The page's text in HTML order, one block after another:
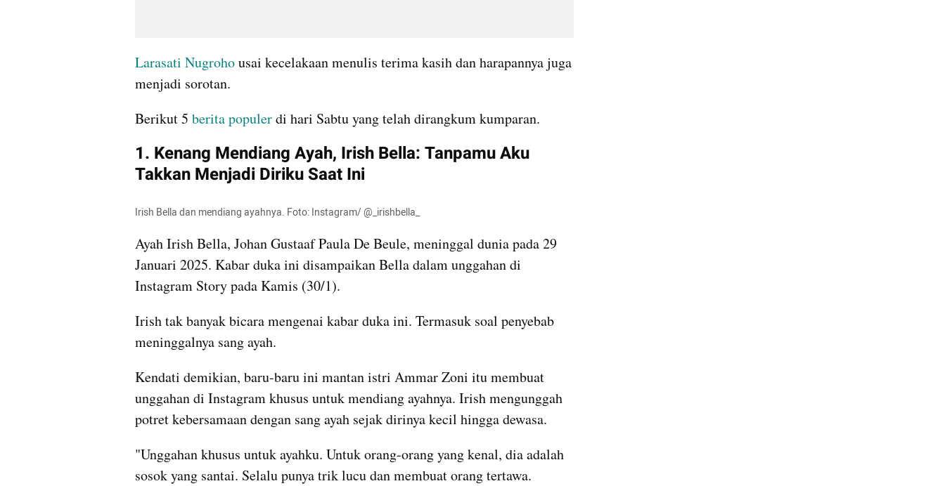
Larasati Nugroho usai kecelakaan menulis terima kasih dan harapannya juga
menjadi sorotan.
Berikut 5 berita populer di hari Sabtu yang telah dirangkum kumparan.
1. Kenang Mendiang Ayah, Irish Bella: Tanpamu Aku
Takkan Menjadi Diriku Saat Ini
Irish Bella dan mendiang ayahnya. Foto: Instagram/ @_irishbella_
Ayah Irish Bella, Johan Gustaaf Paula De Beule, meninggal dunia pada 29
Januari 2025. Kabar duka ini disampaikan Bella dalam unggahan di
Instagram Story pada Kamis (30/1).
Irish tak banyak bicara mengenai kabar duka ini. Termasuk soal penyebab
meninggalnya sang ayah.
Kendati demikian, baru-baru ini mantan istri Ammar Zoni itu membuat
unggahan di Instagram khusus untuk mendiang ayahnya. Irish mengunggah
potret kebersamaan dengan sang ayah sejak dirinya kecil hingga dewasa.
"Unggahan khusus untuk ayahku. Untuk orang-orang yang kenal, dia adalah
sosok yang santai. Selalu punya trik lucu dan membuat orang tertawa.